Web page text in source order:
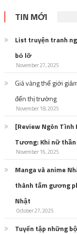
TIN MỚI
List truyện tranh
bỏ lỡ
November 27, 2025
Giá vàng thế giới
đến thị trường
November 18, 2025
[Review Ngôn Tình
Tương: Khi nữ
November 16, 2025
Manga và anime
thành tấm gương
Nhật
October 27, 2025
Tuyển tập những